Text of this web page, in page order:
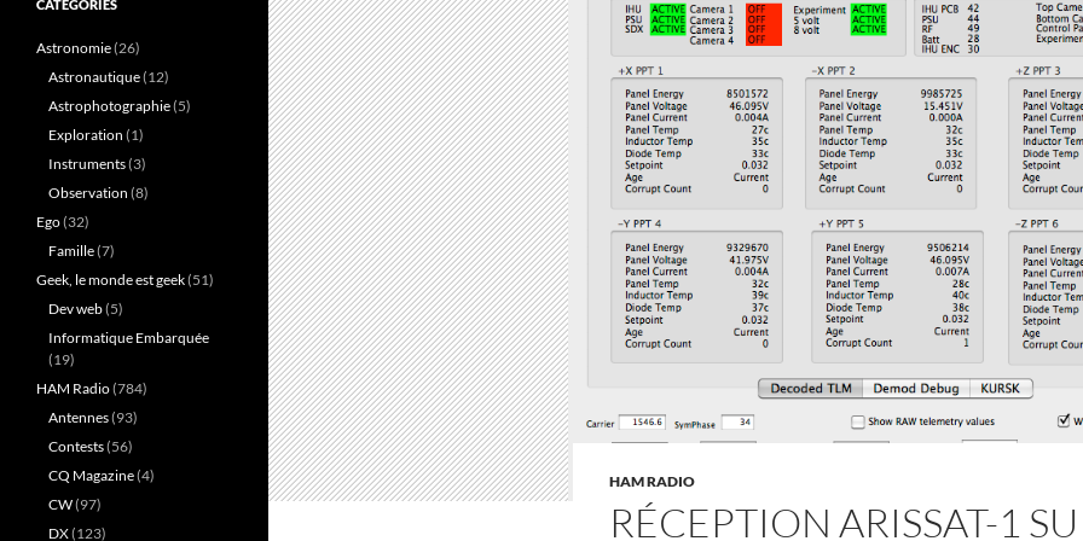
HAM RADIO
RÉCEPTION ARISSAT-1
CATÉGORIES
Astronomie(26)
Astronautique(12)
Astrophotographie(5)
Exploration (1)
Instruments(3)
Observation (8)
Ego(32)
Famille(7)
Geek, le monde est geek(51)
Dev web(5)
Informatique Embarquée
(19)
HAM Radio(784)
Antennes(93)
Contests(56)
CQ Magazine(4)
CW(97)
DX(123)